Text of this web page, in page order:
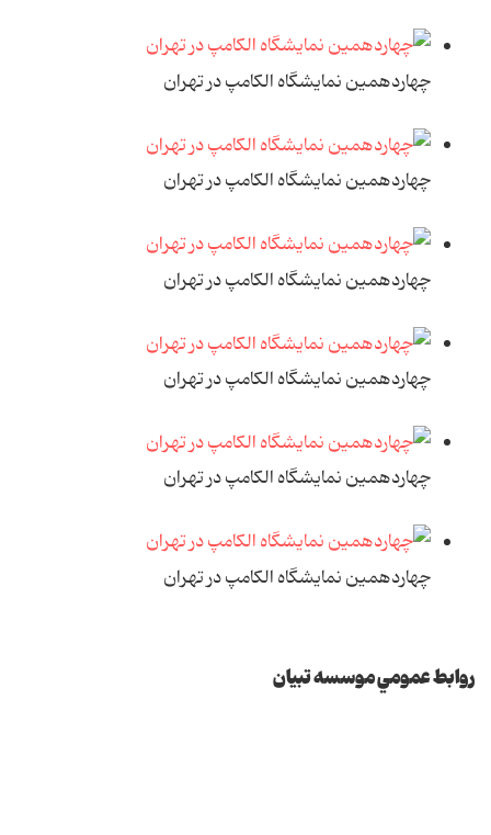
چهاردهمين نمايشگاه الکامپ در تهران
چهاردهمين نمايشگاه الکامپ در تهران
چهاردهمين نمايشگاه الکامپ در تهران
چهاردهمين نمايشگاه الکامپ در تهران
چهاردهمين نمايشگاه الکامپ در تهران
چهاردهمين نمايشگاه الکامپ در تهران
روابط عمومي موسسه تبيان